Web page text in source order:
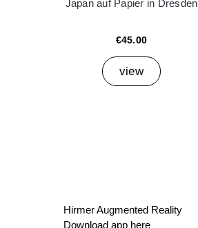
Japan auf Papier in Dresden
€45.00
view
Hirmer Augmented Reality
Download app here